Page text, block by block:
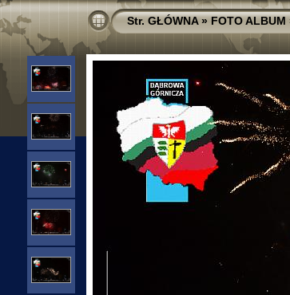
Str. GŁÓWNA»FOTO ALBUM